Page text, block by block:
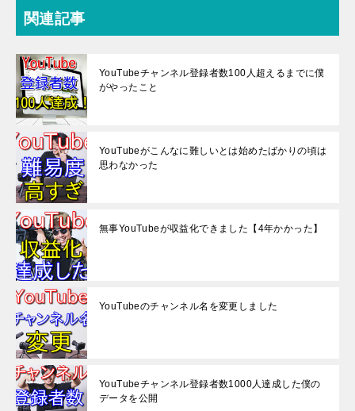
関連記事
YouTubeチャンネル登録者数100人超えるまでに僕
がやったこと
YouTubeがこんなに難しいとは始めたばかりの頃は
思わなかった
無事YouTubeが収益化できました【4年かかった】
YouTubeのチャンネル名を変更しました
YouTubeチャンネル登録者数1000人達成した僕の
データを公開